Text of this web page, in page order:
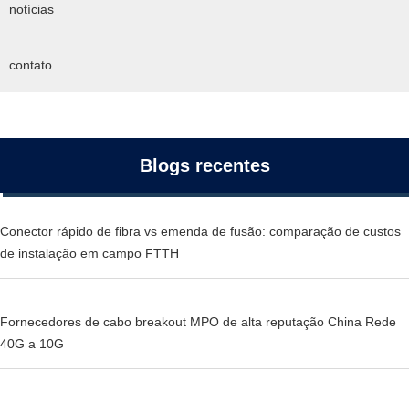
notícias
contato
Blogs recentes
Conector rápido de fibra vs emenda de fusão: comparação de custos
de instalação em campo FTTH
Fornecedores de cabo breakout MPO de alta reputação China Rede
40G a 10G